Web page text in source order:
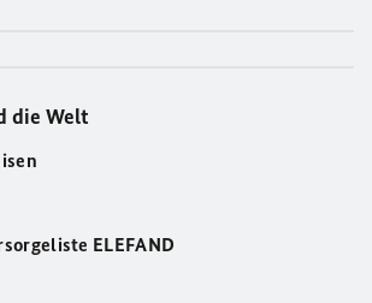
die Welt
ELEFAND